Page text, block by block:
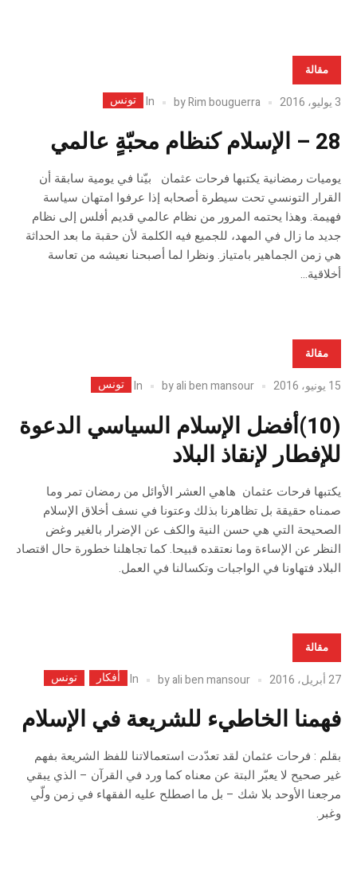
مقالة
3 يوليو، 2016 byRim bouguerra
In تونس
28 – الإسلام كنظام محبّةٍ عالمي
يوميات رمضانية يكتبها فرحات عثمان بيّنا في يومية سابقة أن
القرار التونسي تحت سيطرة أصحابه إذا عرفوا امتهان سياسة
فهيمة. وهذا يحتمه المرور من نظام عالمي قديم أفلس إلى نظام
جديد ما زال في المهد، للجميع فيه الكلمة لأن حقبة ما بعد الحداثة
هي زمن الجماهير بامتياز. ونظرا لما أصبحنا نعيشه من تعاسة
أخلاقية...
مقالة
15 يونيو، 2016 byali ben mansour
In تونس
(10)أفضل الإسلام السياسي الدعوة
للإفطار لإنقاذ البلاد
يكتبها فرحات عثمان هاهي العشر الأوائل من رمضان تمر وما
صمناه حقيقة بل تظاهرنا بذلك وعتونا في نسف أخلاق الإسلام
الصحيحة التي هي حسن النية والكف عن الإضرار بالغير وغض
النظر عن الإساءة وما نعتقده قبيحا. كما تجاهلنا خطورة حال اقتصاد
البلاد فتهاونا في الواجبات وتكسالنا في العمل.
مقالة
27 أبريل، 2016 byali ben mansour
In أفكار تونس
فهمنا الخاطيء للشريعة في الإسلام
بقلم : فرحات عثمان لقد تعدّدت استعمالاتنا للفظ الشريعة بفهم
غير صحيح لا يعبّر البتة عن معناه كما ورد في القرآن – الذي يبقي
مرجعنا الأوحد بلا شك – بل ما اصطلح عليه الفقهاء في زمن ولّي
وغبر.